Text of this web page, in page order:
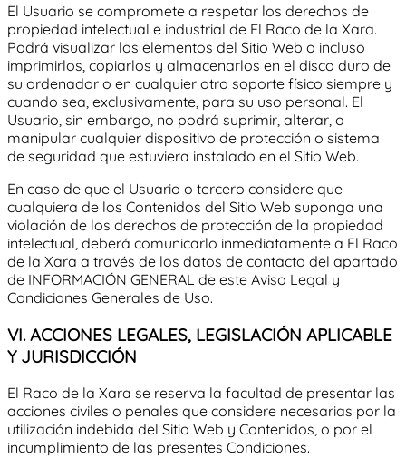
El Usuario se compromete a respetar los derechos de
propiedad intelectual e industrial de El Raco de la Xara.
Podrá visualizar los elementos del Sitio Web o incluso
imprimirlos, copiarlos y almacenarlos en el disco duro de
su ordenador o en cualquier otro soporte físico siempre y
cuando sea, exclusivamente, para su uso personal. El
Usuario, sin embargo, no podrá suprimir, alterar, o
manipular cualquier dispositivo de protección o sistema
de seguridad que estuviera instalado en el Sitio Web.
En caso de que el Usuario o tercero considere que
cualquiera de los Contenidos del Sitio Web suponga una
violación de los derechos de protección de la propiedad
intelectual, deberá comunicarlo inmediatamente a El Raco
de la Xara a través de los datos de contacto del apartado
de INFORMACIÓN GENERAL de este Aviso Legal y
Condiciones Generales de Uso.
VI. ACCIONES LEGALES, LEGISLACIÓN APLICABLE
Y JURISDICCIÓN
El Raco de la Xara se reserva la facultad de presentar las
acciones civiles o penales que considere necesarias por la
utilización indebida del Sitio Web y Contenidos, o por el
incumplimiento de las presentes Condiciones.